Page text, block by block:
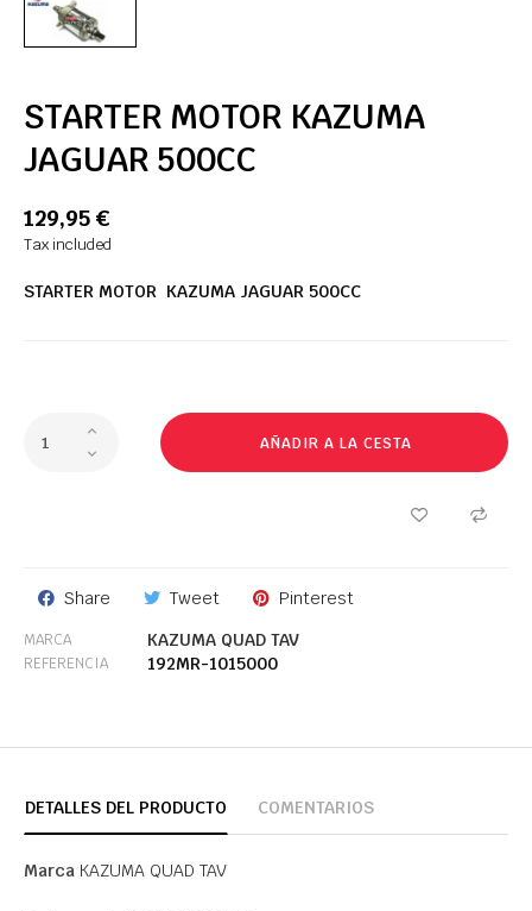
STARTER MOTOR KAZUMA
JAGUAR 500CC
129,95 €
Tax included
STARTER MOTOR KAZUMA JAGUAR 500CC
AÑADIR A LA CESTA
Share Tweet Pinterest
MARCA KAZUMA QUAD TAV
REFERENCIA 192MR-1015000
DETALLES DEL PRODUCTO COMENTARIOS
Marca KAZUMA QUAD TAV